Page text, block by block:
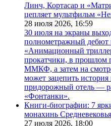
Линч, Кортасар и
цепляет мультфильм
28 июля 2026, 16:59
30 июля на экраны
полнометражный дебют
«Анимационный
прокатчики, в прошлом
ММКФ, а затем на
может зацепить
придорожный отель —
«Фонтанки».
Книги-биографии: 7
монахинь
27 июля 2026, 18:00